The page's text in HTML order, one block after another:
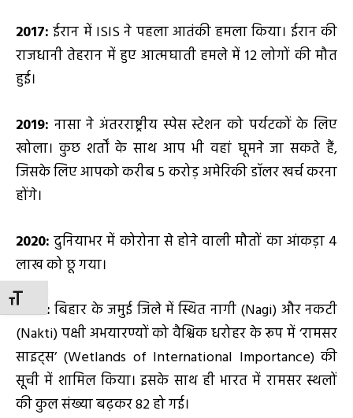
TOGGLE FONT SIZE
2017: ईरान में ISIS ने पहला आतंकी हमला किया। ईरान की
राजधानी तेहरान में हुए आत्मघाती हमले में 12 लोगों की मौत
हुई।
2019: नासा ने अंतरराष्ट्रीय स्पेस स्टेशन को पर्यटकों के लिए
खोला। कुछ शर्तों के साथ आप भी वहां घूमने जा सकते हैं,
जिसके लिए आपको करीब 5 करोड़ अमेरिकी डॉलर खर्च करना
होंगे।
2020: दुनियाभर में कोरोना से होने वाली मौतों का आंकड़ा 4
लाख को छू गया।
2024: बिहार के जमुई जिले में स्थित नागी (Nagi) और नकटी
(Nakti) पक्षी अभयारण्यों को वैश्विक धरोहर के रूप में ‘रामसर
साइट्स’ (Wetlands of International Importance) की
सूची में शामिल किया। इसके साथ ही भारत में रामसर स्थलों
की कुल संख्या बढ़कर 82 हो गई।